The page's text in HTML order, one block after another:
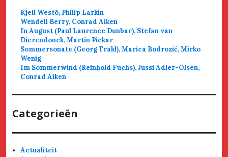
Kjell Westö, Philip Larkin
Wendell Berry, Conrad Aiken
In August (Paul Laurence Dunbar), Stefan van
Dierendonck, Martin Piekar
Sommersonate (Georg Trakl), Marica Bodrozić, Mirko
Wenig
Im Sommerwind (Reinhold Fuchs), Jussi Adler-Olsen,
Conrad Aiken
Categorieën
Actualiteit